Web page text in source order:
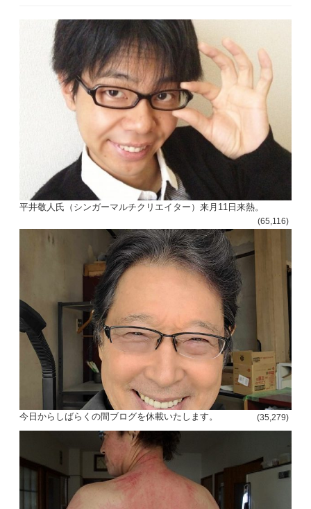
平井敬人氏（シンガーマルチクリエイター）来月11日来熱。
(65,116)
今日からしばらくの間ブログを休載いたします。 (35,279)